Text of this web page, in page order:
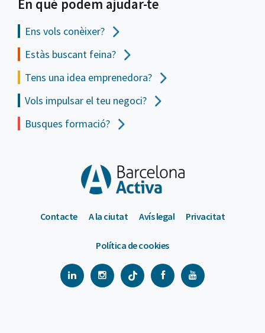
En què podem ajudar-te
Ens vols conèixer?
Estàs buscant feina?
Tens una idea emprenedora?
Vols impulsar el teu negoci?
Busques formació?
Contacte A la ciutat Avís legal Privacitat
Política de cookies